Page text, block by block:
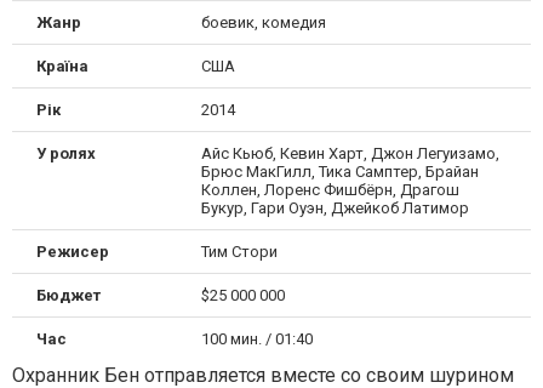
Жанр боевик, комедия
Країна США
Рік 2014
У ролях
Айс Кьюб, Кевин Харт, Джон Легуизамо,
Брюс МакГилл, Тика Самптер, Брайан
Коллен, Лоренс Фишбёрн, Драгош
Букур, Гари Оуэн, Джейкоб Латимор
Режисер Тим Стори
Бюджет $25 000 000
Час 100 мин. / 01:40
Охранник Бен отправляется вместе со своим шурином